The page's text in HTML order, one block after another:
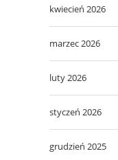
kwiecień 2026
marzec 2026
luty 2026
styczeń 2026
grudzień 2025